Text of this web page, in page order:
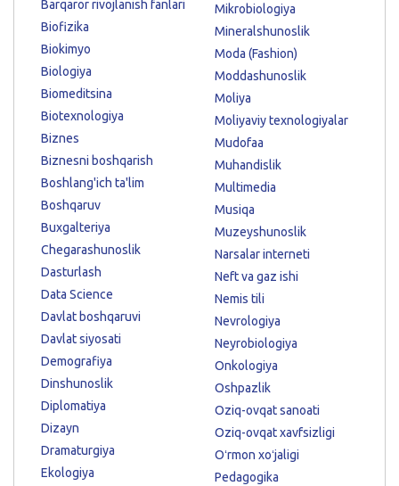
Barqaror rivojlanish fanlari
Biofizika
Biokimyo
Biologiya
Biomeditsina
Biotexnologiya
Biznes
Biznesni boshqarish
Boshlang'ich ta'lim
Boshqaruv
Buxgalteriya
Chegarashunoslik
Dasturlash
Data Science
Davlat boshqaruvi
Davlat siyosati
Demografiya
Dinshunoslik
Diplomatiya
Dizayn
Dramaturgiya
Ekologiya
Mikrobiologiya
Mineralshunoslik
Moda (Fashion)
Moddashunoslik
Moliya
Moliyaviy texnologiyalar
Mudofaa
Muhandislik
Multimedia
Musiqa
Muzeyshunoslik
Narsalar interneti
Neft va gaz ishi
Nemis tili
Nevrologiya
Neyrobiologiya
Onkologiya
Oshpazlik
Oziq-ovqat sanoati
Oziq-ovqat xavfsizligi
Oʻrmon xoʻjaligi
Pedagogika